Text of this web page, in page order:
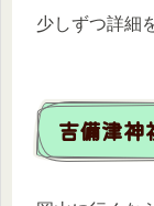
少しずつ詳細
吉備津神